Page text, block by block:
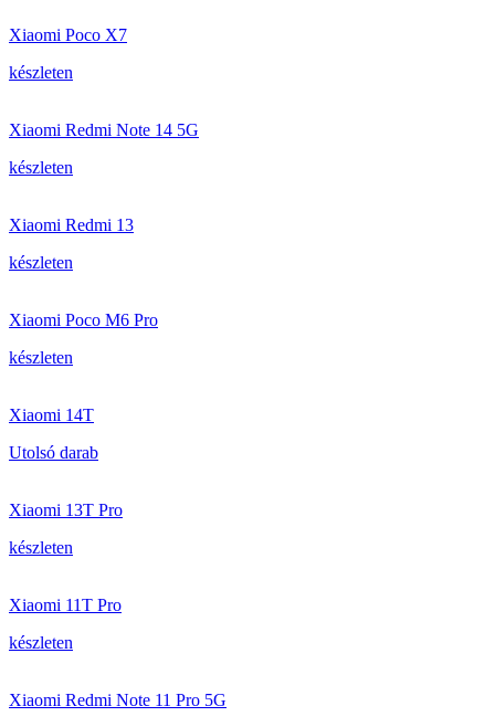
Xiaomi Poco X7
készleten
Xiaomi Redmi Note 14 5G
készleten
Xiaomi Redmi 13
készleten
Xiaomi Poco M6 Pro
készleten
Xiaomi 14T
Utolsó darab
Xiaomi 13T Pro
készleten
Xiaomi 11T Pro
készleten
Xiaomi Redmi Note 11 Pro 5G